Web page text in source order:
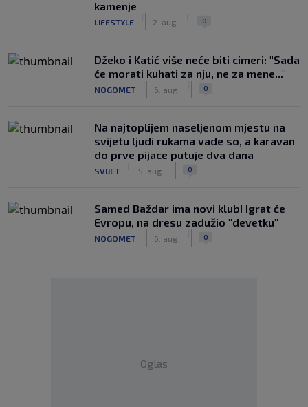
kamenje
LIFESTYLE 2. aug. 0
Džeko i Katić više neće biti cimeri: "Sada
će morati kuhati za nju, ne za mene..."
NOGOMET 6. aug. 0
Na najtoplijem naseljenom mjestu na
svijetu ljudi rukama vade so, a karavan
do prve pijace putuje dva dana
SVIJET 5. aug. 0
Samed Baždar ima novi klub! Igrat će
Evropu, na dresu zadužio "devetku"
NOGOMET 6. aug. 0
Oglas